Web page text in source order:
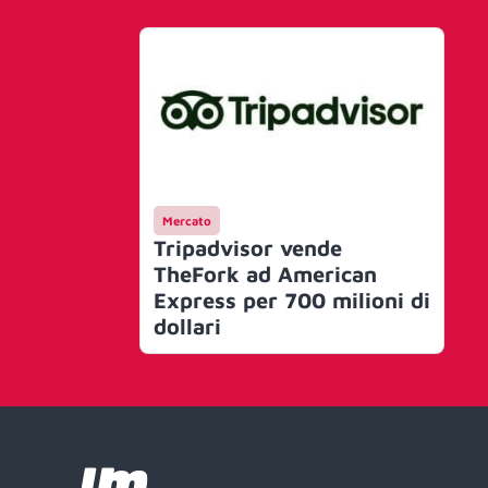
Mercato
Tripadvisor vende
TheFork ad American
Express per 700 milioni di
dollari